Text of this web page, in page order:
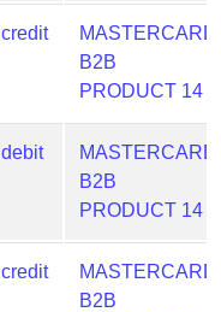
credit
MASTERCARD
B2B
PRODUCT 14
debit
MASTERCARD
B2B
PRODUCT 14
credit
MASTERCARD
B2B